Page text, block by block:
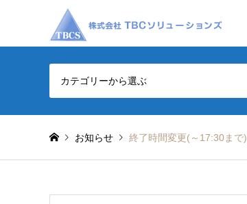
カテゴリーから選ぶ
お知らせ 終了時間変更(～17:30ま